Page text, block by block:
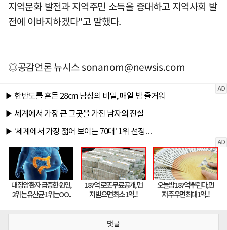
지역문화 발전과 지역주민 소득을 증대하고 지역사회 발
전에 이바지하겠다"고 말했다.
◎공감언론 뉴시스sonanom@newsis.com
댓글